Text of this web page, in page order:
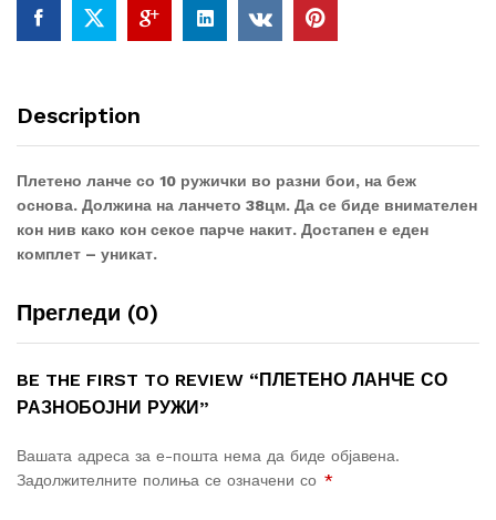
Description
Плетено ланче со 10 ружички во разни бои, на беж
основа. Должина на ланчето 38цм. Да се биде внимателен
кон нив како кон секое парче накит. Достапен е еден
комплет – уникат.
Прегледи (0)
BE THE FIRST TO REVIEW “ПЛЕТЕНО ЛАНЧЕ СО
РАЗНОБОЈНИ РУЖИ”
Вашата адреса за е-пошта нема да биде објавена.
Задолжителните полиња се означени со *